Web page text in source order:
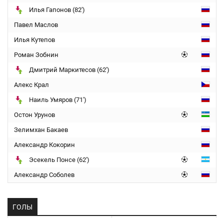
Илья Гапонов (82')
Павел Маслов
Илья Кутепов
Роман Зобнин
Дмитрий Маркитесов (62')
Алекс Крал
Наиль Умяров (71')
Остон Урунов
Зелимхан Бакаев
Александр Кокорин
Эсекель Понсе (62')
Александр Соболев
ГОЛЫ